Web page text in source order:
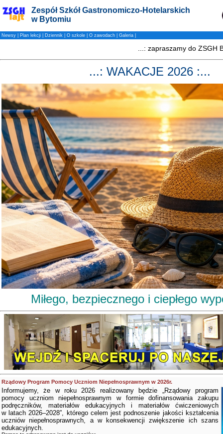
Zespół Szkół Gastronomiczo-Hotelarskich
w Bytomiu
Newsy Plan lekcji Dziennik O szkole O zawodach Galeria
...: WAKACJE 2026 :...
Miłego, bezpiecznego i ciepłego
Rządowy Program Pomocy Uczniom Niepełnosprawnym w 2026r.
Informujemy, że w roku 2026 realizowany będzie „Rządowy program
pomocy uczniom niepełnosprawnym w formie dofinansowania zakupu
podręczników, materiałów edukacyjnych i materiałów ćwiczeniowych
w latach 2026–2028”, którego celem jest podnoszenie jakości kształcenia
uczniów niepełnosprawnych, a w konsekwencji zwiększenie ich szans
edukacyjnych.